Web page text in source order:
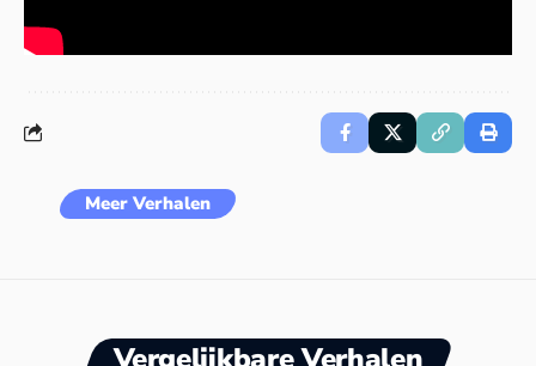
Meer Verhalen
Vergelijkbare Verhalen